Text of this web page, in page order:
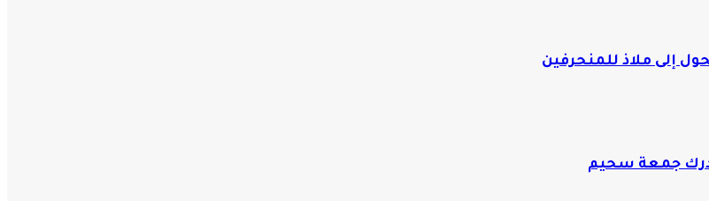
إلى ملاذ للمنحرفين
جمعة سحيم